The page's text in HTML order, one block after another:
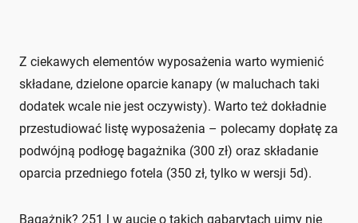
Z ciekawych elementów wyposażenia warto wymienić
składane, dzielone oparcie kanapy (w maluchach taki
dodatek wcale nie jest oczywisty). Warto też dokładnie
przestudiować listę wyposażenia – polecamy dopłatę za
podwójną podłogę bagażnika (300 zł) oraz składanie
oparcia przedniego fotela (350 zł, tylko w wersji 5d).
Bagażnik? 251 l w aucie o takich gabarytach ujmy nie